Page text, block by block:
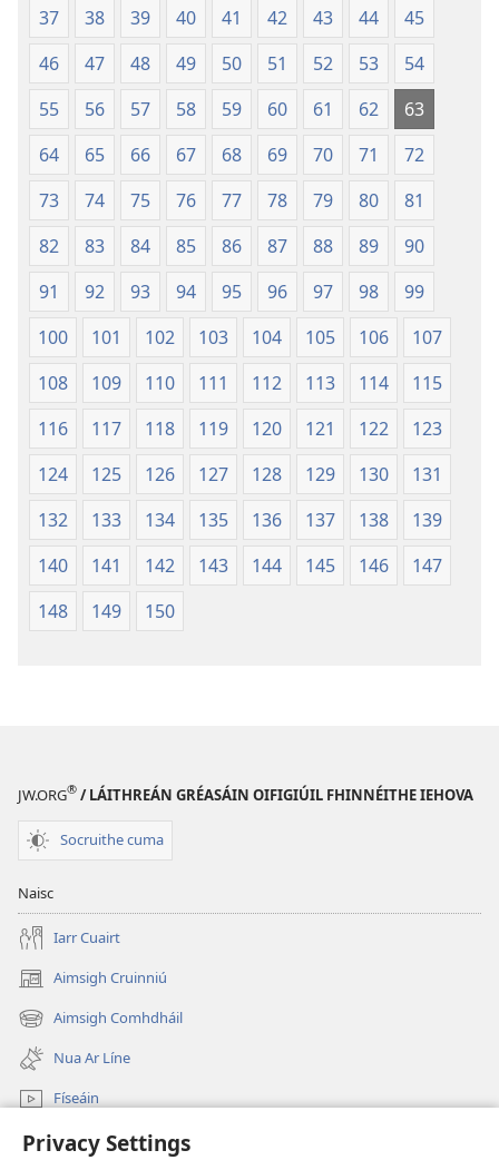
Privacy Settings
37
38 39 40 41 42 43 44
45
46
47 48 49 50 51 52 53
54
55
56 57 58 59 60 61 62
63
64
65 66 67 68 69 70 71
72
73
74 75 76 77 78 79 80
81
82
83 84 85 86 87 88 89
90
91
92 93 94 95 96 97 98
99
100
101 102 103 104 105 106
107
108
109 110 111 112 113 114
115
116
117 118 119 120 121 122
123
124
125 126 127 128 129 130
131
132
133 134 135 136 137 138
139
140
141 142 143 144 145 146
147
148
149 150
JW.ORG® / LÁITHREÁN GRÉASÁIN OIFIGIÚIL FHINNÉITHE IEHOVA
Socruithe cuma
Naisc
Iarr Cuairt
Aimsigh Cruinniú
(opens
new
window)
Aimsigh Comhdháil
(opens
new
window)
Nua Ar Líne
Físeáin
Cuardaigh